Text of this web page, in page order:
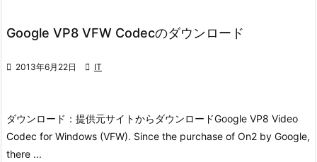
Google VP8 VFW Codecのダウンロード
 2013年6月22日  IT
ダウンロード： 提供元サイトからダウンロードGoogle VP8 Video
Codec for Windows (VFW). Since the purchase of On2 by Google,
there ...